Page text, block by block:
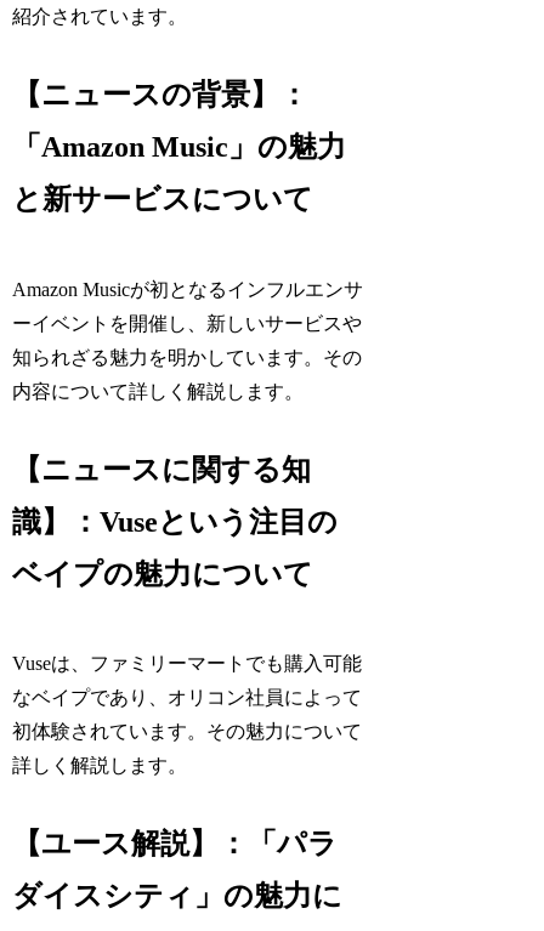
紹介されています。
【ニュースの背景】：
「Amazon Music」の魅力
と新サービスについて
Amazon Musicが初となるインフルエンサ
ーイベントを開催し、新しいサービスや
知られざる魅力を明かしています。その
内容について詳しく解説します。
【ニュースに関する知
識】：Vuseという注目の
ベイプの魅力について
Vuseは、ファミリーマートでも購入可能
なベイプであり、オリコン社員によって
初体験されています。その魅力について
詳しく解説します。
【ユース解説】：「パラ
ダイスシティ」の魅力に